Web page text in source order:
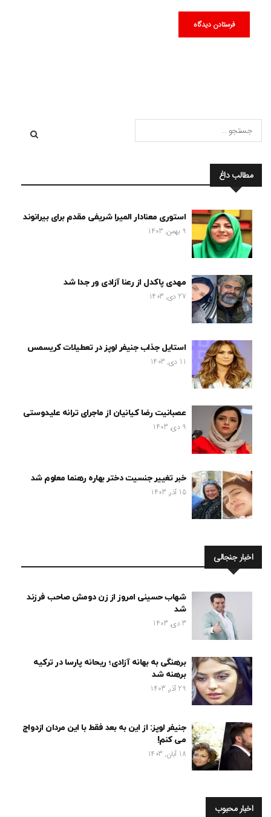
مطالب داغ
استوری معنادار المیرا شریفی مقدم برای بیرانوند
9 بهمن, 1403
مهدی پاکدل از رعنا آزادی ور جدا شد
27 دی, 1403
استایل جذاب جنیفر لوپز در تعطیلات کریسمس
11 دی, 1403
عصبانیت رضا کیانیان از ماجرای ترانه علیدوستی
9 دی, 1403
خبر تغییر جنسیت دختر بهاره رهنما معلوم شد
15 آذر, 1403
اخبار جنجالی
شهاب حسینی امروز از زن دومش صاحب فرزند
شد
3 دی, 1403
برهنگی به بهانه آزادی؛ ریحانه پارسا در ترکیه
برهنه شد
29 آذر, 1403
جنیفر لوپز: از این به بعد فقط با این مردان ازدواج
می کنم!
18 آبان, 1403
اخبار محبوب